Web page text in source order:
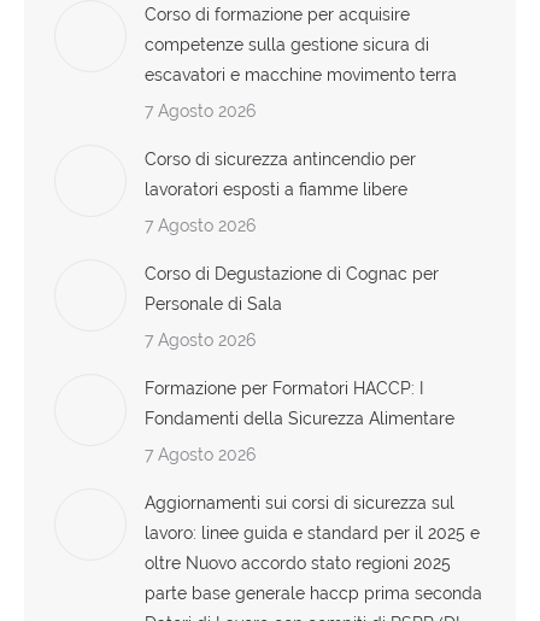
Corso di formazione per acquisire
competenze sulla gestione sicura di
escavatori e macchine movimento terra
7 Agosto 2026
Corso di sicurezza antincendio per
lavoratori esposti a fiamme libere
7 Agosto 2026
Corso di Degustazione di Cognac per
Personale di Sala
7 Agosto 2026
Formazione per Formatori HACCP: I
Fondamenti della Sicurezza Alimentare
7 Agosto 2026
Aggiornamenti sui corsi di sicurezza sul
lavoro: linee guida e standard per il 2025 e
oltre Nuovo accordo stato regioni 2025
parte base generale haccp prima seconda